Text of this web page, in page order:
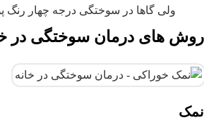
ولی گاها در سوختگی درجه چهار
روش های درمان سوختگی در
نمک